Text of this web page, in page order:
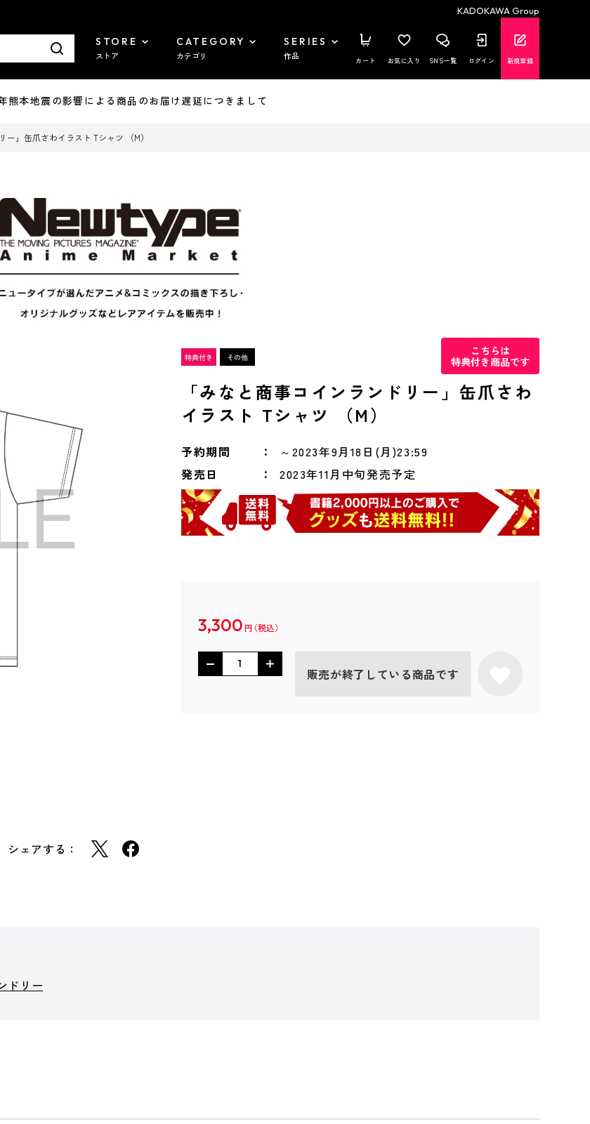
KADOKAWA Group
STORE
ストア
CATEGORY
カテゴリ
SERIES
作品 カート お気に入り SNS一覧 ログイン 新規登録
本地震の影響による商品のお届け遅延につきまして
ー」缶爪さわイラスト Tシャツ （M）
シェアする：
こちらは
特典付き商品です
「みなと商事コインランドリー」缶爪さわ
イラスト Tシャツ （M）
予約期間
～2023年9月18日(月)23:59
発売日
2023年11月中旬発売予定
3,300 円
販売が終了している商品です
ドリー